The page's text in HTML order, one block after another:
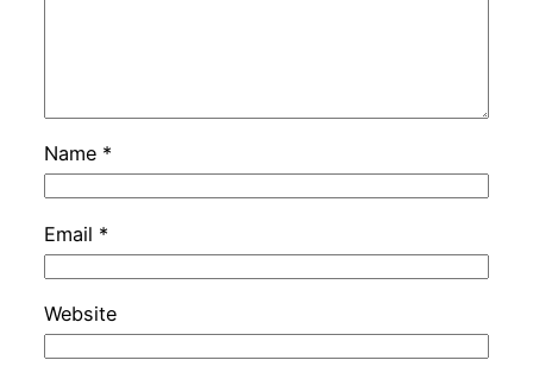
Name *
Email *
Website